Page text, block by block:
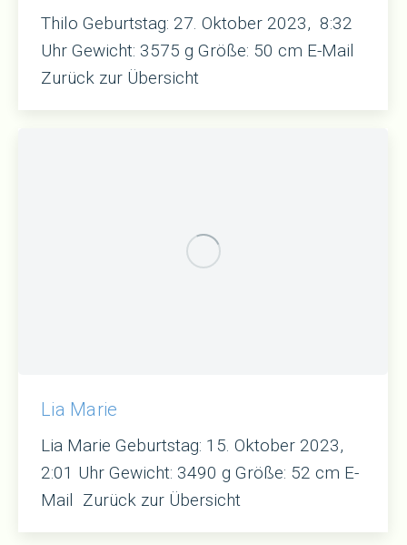
Thilo Geburtstag: 27. Oktober 2023, 8:32
Uhr Gewicht: 3575 g Größe: 50 cm E-Mail
Zurück zur Übersicht
Lia Marie
Lia Marie Geburtstag: 15. Oktober 2023,
2:01 Uhr Gewicht: 3490 g Größe: 52 cm E-
Mail Zurück zur Übersicht